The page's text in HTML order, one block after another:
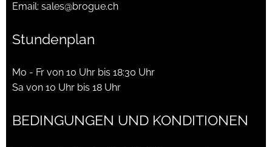
Email: sales@brogue.ch
Stundenplan
Mo - Fr von 10 Uhr bis 18:30 Uhr
Sa von 10 Uhr bis 18 Uhr
BEDINGUNGEN UND KONDITIONEN